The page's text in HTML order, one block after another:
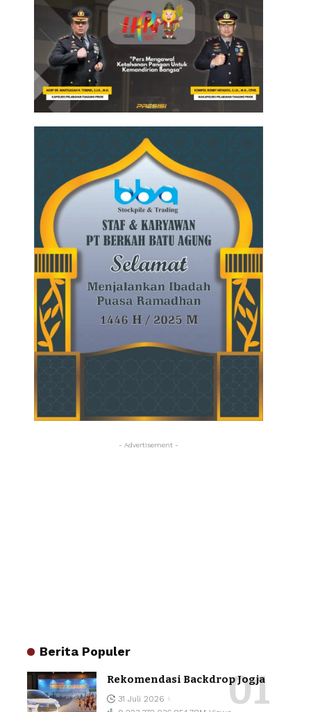
- Advertisement -
Berita Populer
Rekomendasi Backdrop Jogja
31 Juli 2026